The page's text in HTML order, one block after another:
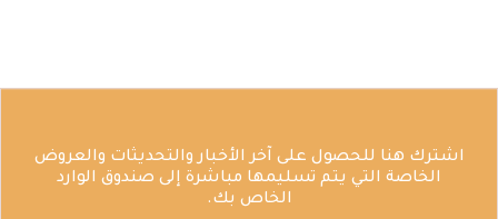
اشترك هنا للحصول على آخر الأخبار والتحديثات والعروض
الخاصة التي يتم تسليمها مباشرة إلى صندوق الوارد
الخاص بك.